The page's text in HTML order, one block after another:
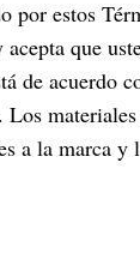
por estos
que
de acuerdo
a la marca y